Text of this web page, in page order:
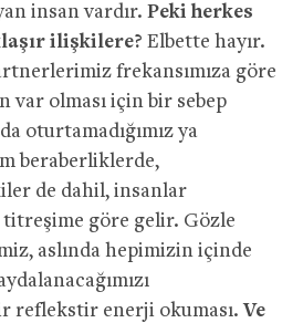
insan vardır. Peki herkes
ilişkilere? Elbette hayır.
frekansımıza göre
var olması için bir sebep
oturtamadığımız ya
beraberliklerde,
de dahil, insanlar
titreşime göre gelir. Gözle
aslında hepimizin içinde
reflekstir enerji okuması.Ve